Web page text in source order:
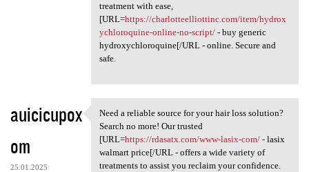
treatment with ease,
[URL=https://charlotteelliottinc.com/item/hydrox
ychloroquine-online-no-script/- buy generic
hydroxychloroquine[/URL - online. Secure and
safe.
auicicupox
om
25.01.2025
Need a reliable source for
Need a reliable source for your hair loss solution?
Search no more! Our trusted
[URL=https://rdasatx.com/www-lasix-com/- lasix
walmart price[/URL - offers a wide variety of
treatments to assist you reclaim your confidence.